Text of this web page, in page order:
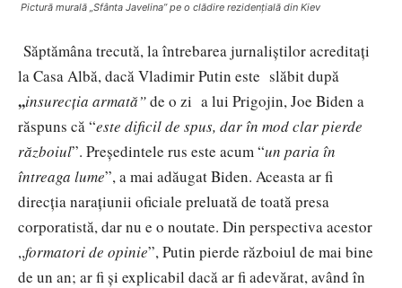
Pictură murală „Sfânta Javelina” pe o clădire rezidențială din Kiev
Săptămâna trecută, la întrebarea jurnaliştilor acreditați
la Casa Albă, dacă Vladimir Putin este slăbit după
,,insurecția armată”de o zi a lui Prigojin, Joe Biden a
răspuns că “este dificil de spus, dar în mod clar pierde
războiul”. Preşedintele rus este acum “un paria în
întreaga lume”, a mai adăugat Biden. Aceasta ar fi
direcția narațiunii oficiale preluată de toată presa
corporatistă, dar nu e o noutate. Din perspectiva acestor
,,formatori de opinie”, Putin pierde războiul de mai bine
de un an; ar fi și explicabil dacă ar fi adevărat, având în